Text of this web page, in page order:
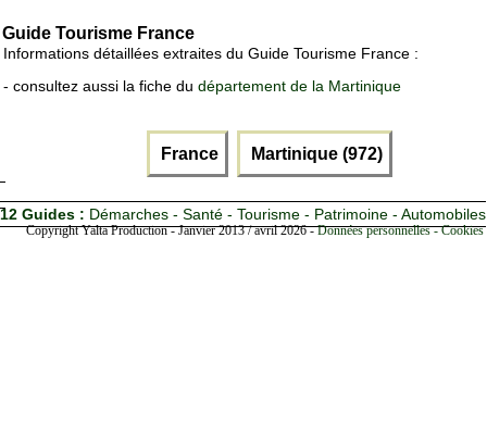
Guide Tourisme France
Informations détaillées extraites du Guide Tourisme France :
- consultez aussi la fiche du département de la Martinique
France Martinique (972)
12 Guides : Démarches - Santé - Tourisme - Patrimoine - Automobiles
Copyright Yalta Production - Janvier 2013 / avril 2026 -Données personnelles -